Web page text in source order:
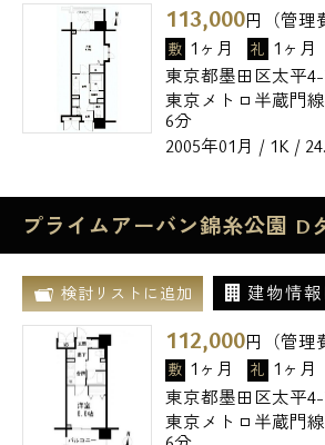
113,000円（管理
敷 1ヶ月 礼 1ヶ月
東京都墨田区太平
東京メトロ半蔵門
6分
2005年01月 / 1K /
プライムアーバン錦糸公園 D
検討リストに追加 建物情
112,000円（管理
敷 1ヶ月 礼 1ヶ月
東京都墨田区太平
東京メトロ半蔵門